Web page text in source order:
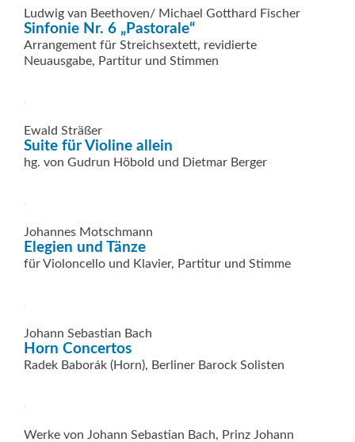
Ludwig van Beethoven/ Michael Gotthard Fischer
Sinfonie Nr. 6 „Pastorale“
Arrangement für Streichsextett, revidierte
Neuausgabe, Partitur und Stimmen
Ewald Sträßer
Suite für Violine allein
hg. von Gudrun Höbold und Dietmar Berger
Johannes Motschmann
Elegien und Tänze
für Violoncello und Klavier, Partitur und Stimme
Johann Sebastian Bach
Horn Concertos
Radek Baborák (Horn), Berliner Barock Solisten
Werke von Johann Sebastian Bach, Prinz Johann